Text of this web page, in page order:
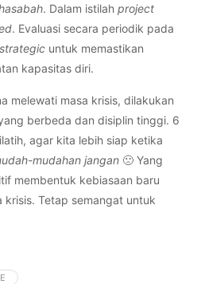
. Dalam istilah project
. Evaluasi secara periodik pada
strategic untuk memastikan
kapasitas diri.
melewati masa krisis, dilakukan
berbeda dan disiplin tinggi. 6
agar kita lebih siap ketika
mudahan jangan 🙁 Yang
membentuk kebiasaan baru
Tetap semangat untuk